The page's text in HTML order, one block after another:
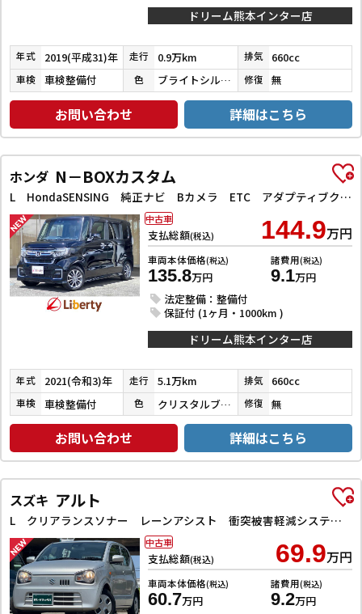
ドリーム熊本インター店
年式 2019(平成31)年 走行 0.9万km 排気 660cc
車検 車検整備付 色 ブライトシルバーメタリック 修復 無
お問い合わせ 詳細はこちら
ホンダ N－BOXカスタム
L HondaSENSING 純正ナビ Bカメラ ETC アダプティブクルーズコントロール 左パワースライドドア 前席シートヒーター LEDヘッドライト フォグライト スマートキー プッシュスタート
支払総額(税込) 144.9万円
車両本体価格(税込)
135.8万円
諸費用(税込)
9.1万円
法定整備：整備付
保証付 (1ヶ月・1000km )
中古車
ドリーム熊本インター店
年式 2021(令和3)年 走行 5.1万km 排気 660cc
車検 車検整備付 色 クリスタルブラックパール 修復 無
お問い合わせ 詳細はこちら
スズキ アルト
L クリアランスソナー レーンアシスト 衝突被害軽減システム オートライト キーレスエントリー アイドリングストップ 電動格納ミラー シートヒーター CVT 盗難防止システム ABS ESC CD
支払総額(税込) 69.9万円
車両本体価格(税込)
60.7万円
諸費用(税込)
9.2万円
中古車